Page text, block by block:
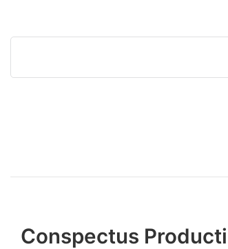
Conspectus Producti